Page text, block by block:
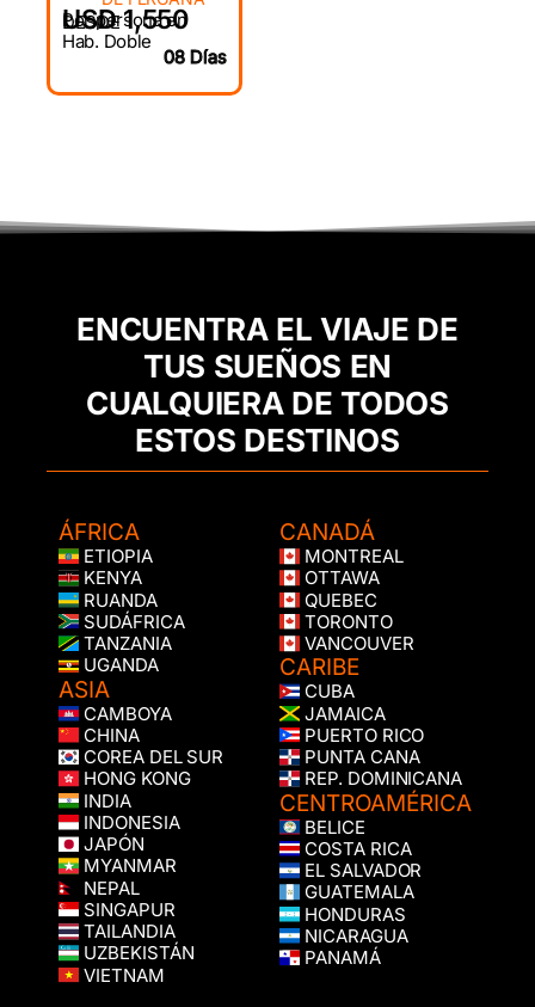
DESDE
USD 1,550
Por persona en
Hab. Doble
08 Días
ENCUENTRA EL VIAJE DE
TUS SUEÑOS EN
CUALQUIERA DE TODOS
ESTOS DESTINOS
ÁFRICA
ETIOPIA
KENYA
RUANDA
SUDÁFRICA
TANZANIA
UGANDA
ASIA
CAMBOYA
CHINA
COREA DEL SUR
HONG KONG
INDIA
INDONESIA
JAPÓN
MYANMAR
NEPAL
SINGAPUR
TAILANDIA
UZBEKISTÁN
VIETNAM
CANADÁ
MONTREAL
OTTAWA
QUEBEC
TORONTO
VANCOUVER
CARIBE
CUBA
JAMAICA
PUERTO RICO
PUNTA CANA
REP. DOMINICANA
CENTROAMÉRICA
BELICE
COSTA RICA
EL SALVADOR
GUATEMALA
HONDURAS
NICARAGUA
PANAMÁ